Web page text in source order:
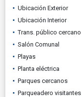
Ubicación Exterior
Ubicación Interior
Trans. público cercano
Salón Comunal
Playas
Planta eléctrica
Parques cercanos
Parqueadero visitantes